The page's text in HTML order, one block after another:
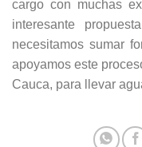
cargo con muchas
interesante
necesitamos sumar
apoyamos este
Cauca, para llevar